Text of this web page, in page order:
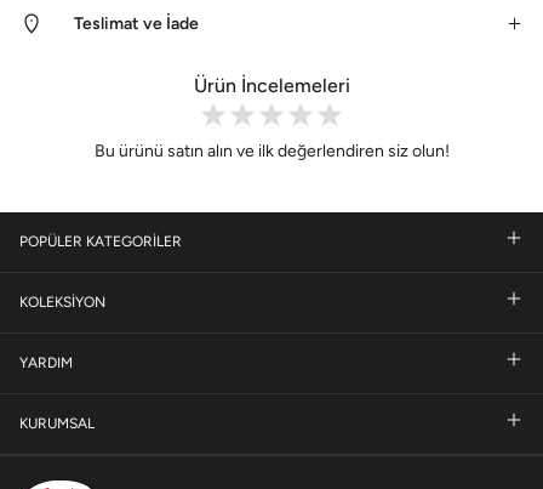
Teslimat ve İade
Ürün İncelemeleri
Bu ürünü satın alın ve ilk değerlendiren siz olun!
POPÜLER KATEGORİLER
KOLEKSİYON
YARDIM
KURUMSAL